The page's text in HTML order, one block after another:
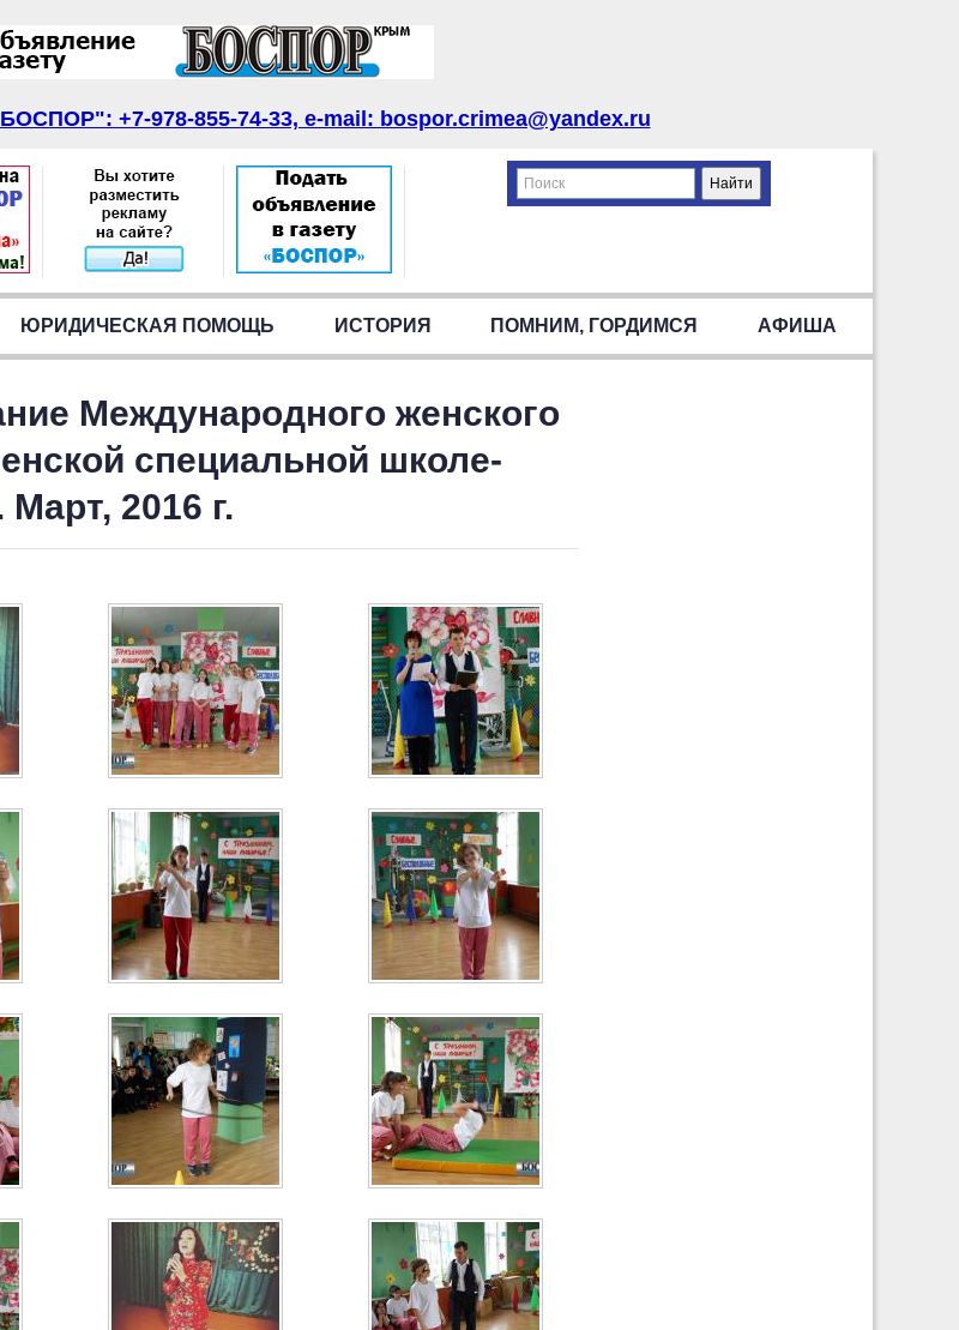
+7-978-855-74-33, e-mail: bospor.crimea@yandex.ru
ЮРИДИЧЕСКАЯ ПОМОЩЬ ИСТОРИЯ ПОМНИМ, ГОРДИМСЯ АФИША
Международного женского
специальной школе-
Март, 2016 г.